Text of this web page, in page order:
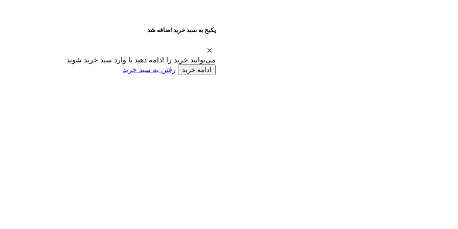
پکیج به سبد خرید اضافه شد
می‌توانید خرید را ادامه دهید یا وارد سبد خرید شوید.
ادامه خرید رفتن به سبد خرید